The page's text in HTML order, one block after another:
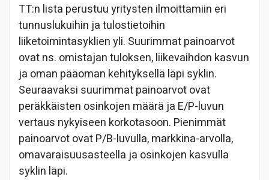
TT:n lista perustuu yritysten ilmoittamiin eri
tunnuslukuihin ja tulostietoihin
liiketoimintasyklien yli. Suurimmat painoarvot
ovat ns. omistajan tuloksen, liikevaihdon kasvun
ja oman pääoman kehityksellä läpi syklin.
Seuraavaksi suurimmat painoarvot ovat
peräkkäisten osinkojen määrä ja E/P-luvun
vertaus nykyiseen korkotasoon. Pienimmät
painoarvot ovat P/B-luvulla, markkina-arvolla,
omavaraisuusasteella ja osinkojen kasvulla
syklin läpi.